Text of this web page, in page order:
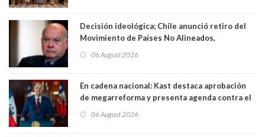
Decisión ideológica; Chile anunció retiro del
Movimiento de Países No Alineados,
1971. Excanciller Insulza lamentó decisión
06 August 2026
En cadena nacional: Kast destaca aprobación
de megarreforma y presenta agenda contra el
06 August 2026